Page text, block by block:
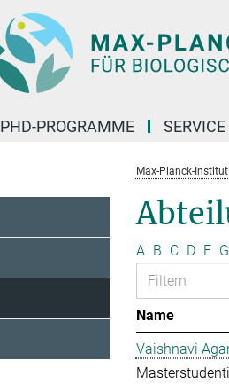
PHD-PROGRAMME SERVICE
Max-Planck-
A B C D F G
Name
Vaishnavi